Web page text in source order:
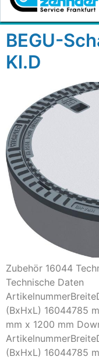
BEGU-
Kl.D
Zubehör 16044
Technische Daten
(BxHxL) 16044785
mm x 1200 mm
(BxHxL) 16044785